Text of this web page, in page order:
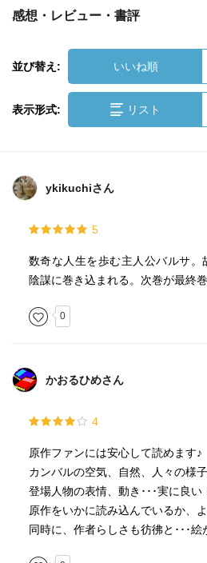
感想・レビュー・書評
並び替え: いいね順
表示形式: リスト
ykikuchiさん
5
数奇な人生を歩む主人公バルサ
陰謀に巻き込まれる。次巻が最終
0
かおるひめさん
4
原作ファンには安心して読めます♪
カンバルの空気、自然、人々の様子
登場人物の表情、動き･･･実に良い
原作をいかに読み込んでいるか、
同時に、作者らしさも彷彿と･･･絵